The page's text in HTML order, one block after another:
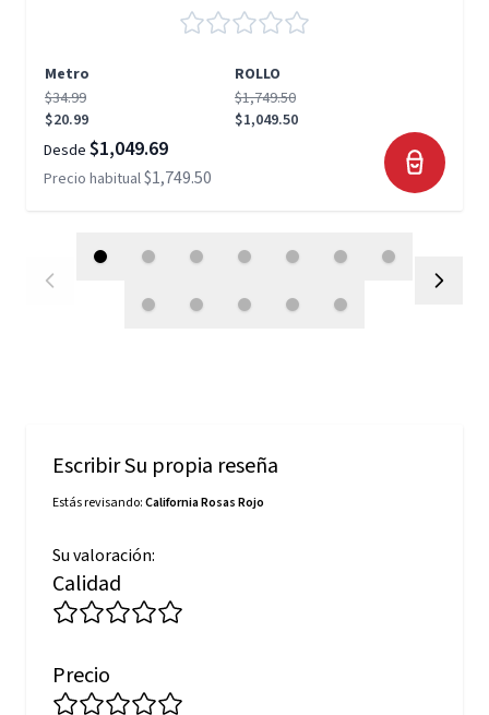
Metro
ROLLO
$34.99
$20.99
$1,749.50
$1,049.50
Desde $1,049.69
Precio habitual$1,749.50
Escribir Su propia reseña
Estás revisando:California Rosas Rojo
Su valoración:
Calidad
Precio